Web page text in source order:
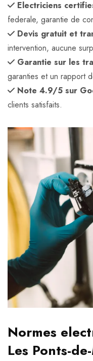
Electriciens
federale, garantie de
Devis gratuit et
intervention, aucune
Garantie sur les
garanties et un rapport
Note 4.9/5 sur
clients satisfaits.
Normes
Les Ponts-